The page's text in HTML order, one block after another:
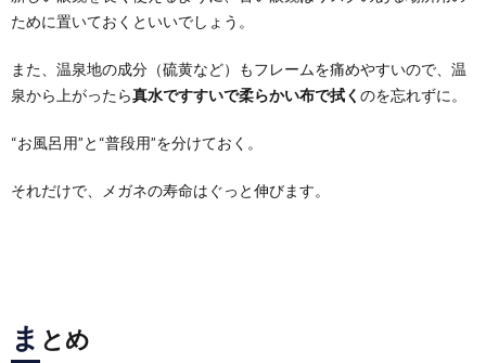
ために置いておくといいでしょう。
また、温泉地の成分（硫黄など）もフレームを痛めやすいので、温
泉から上がったら真水ですすいで柔らかい布で拭く のを忘れずに。
“お風呂用”と“普段用”を分けておく。
それだけで、メガネの寿命はぐっと伸びます。
ま とめ